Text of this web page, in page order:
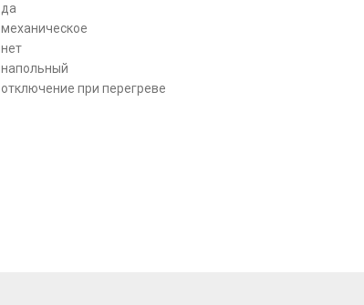
да
механическое
нет
напольный
отключение при перегреве